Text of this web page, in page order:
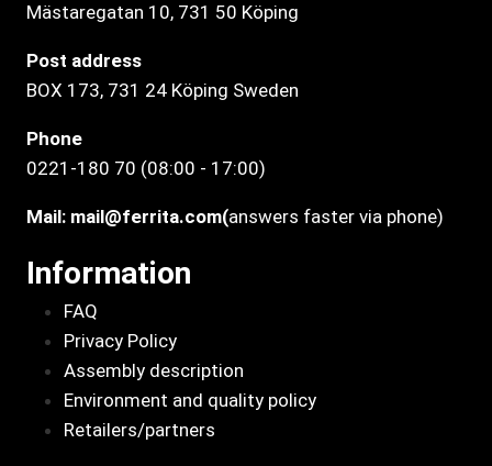
Mästaregatan 10, 731 50 Köping
Post address
BOX 173, 731 24 Köping Sweden
Phone
0221-180 70 (08:00 - 17:00)
Mail: mail@ferrita.com(answers faster via phone)
Information
FAQ
Privacy Policy
Assembly description
Environment and quality policy
Retailers/partners